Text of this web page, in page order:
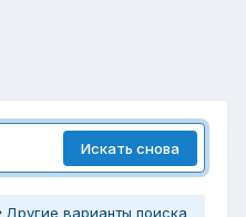
Искать снова
Другие варианты поиска